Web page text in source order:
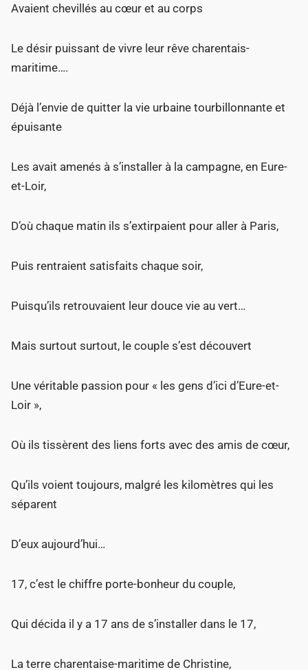
Avaient chevillés au cœur et au corps
Le désir puissant de vivre leur rêve charentais-
maritime….
Déjà l’envie de quitter la vie urbaine tourbillonnante et
épuisante
Les avait amenés à s’installer à la campagne, en Eure-
et-Loir,
D’où chaque matin ils s’extirpaient pour aller à Paris,
Puis rentraient satisfaits chaque soir,
Puisqu’ils retrouvaient leur douce vie au vert…
Mais surtout surtout, le couple s’est découvert
Une véritable passion pour « les gens d’ici d’Eure-et-
Loir »,
Où ils tissèrent des liens forts avec des amis de cœur,
Qu’ils voient toujours, malgré les kilomètres qui les
séparent
D’eux aujourd’hui…
17, c’est le chiffre porte-bonheur du couple,
Qui décida il y a 17 ans de s’installer dans le 17,
La terre charentaise-maritime de Christine,